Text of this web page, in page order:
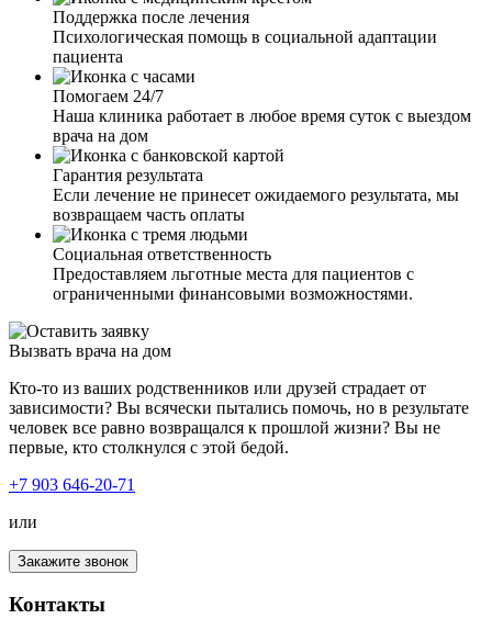
Поддержка после лечения
Психологическая помощь в социальной адаптации
пациента
Помогаем 24/7
Наша клиника работает в любое время суток с выездом
врача на дом
Гарантия результата
Если лечение не принесет ожидаемого результата, мы
возвращаем часть оплаты
Социальная ответственность
Предоставляем льготные места для пациентов с
ограниченными финансовыми возможностями.
Вызвать врача на дом
Кто-то из ваших родственников или друзей страдает от
зависимости? Вы всячески пытались помочь, но в результате
человек все равно возвращался к прошлой жизни? Вы не
первые, кто столкнулся с этой бедой.
+7 903 646-20-71
или
Закажите звонок
Контакты